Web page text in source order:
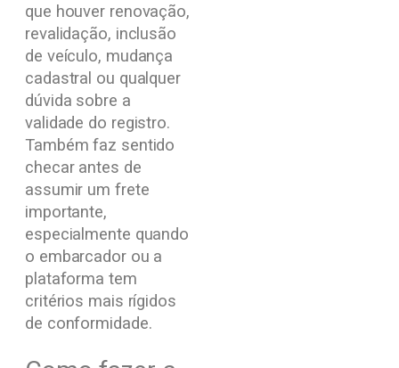
que houver renovação,
revalidação, inclusão
de veículo, mudança
cadastral ou qualquer
dúvida sobre a
validade do registro.
Também faz sentido
checar antes de
assumir um frete
importante,
especialmente quando
o embarcador ou a
plataforma tem
critérios mais rígidos
de conformidade.